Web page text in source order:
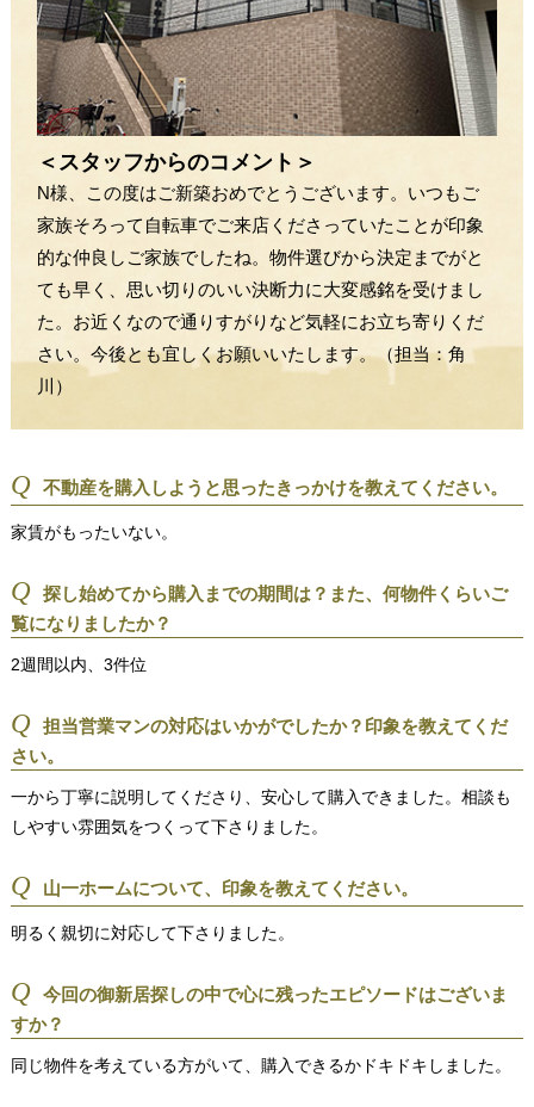
＜スタッフからのコメント＞
N様、この度はご新築おめでとうございます。いつもご
家族そろって自転車でご来店くださっていたことが印象
的な仲良しご家族でしたね。物件選びから決定までがと
ても早く、思い切りのいい決断力に大変感銘を受けまし
た。お近くなので通りすがりなど気軽にお立ち寄りくだ
さい。今後とも宜しくお願いいたします。（担当：角
川）
Q 不動産を購入しようと思ったきっかけを教えてください。
家賃がもったいない。
Q
探し始めてから購入までの期間は？また、何物件くらいご
覧になりましたか？
2週間以内、3件位
Q
担当営業マンの対応はいかがでしたか？印象を教えてくだ
さい。
一から丁寧に説明してくださり、安心して購入できました。相談も
しやすい雰囲気をつくって下さりました。
Q 山一ホームについて、印象を教えてください。
明るく親切に対応して下さりました。
Q
今回の御新居探しの中で心に残ったエピソードはございま
すか？
同じ物件を考えている方がいて、購入できるかドキドキしました。